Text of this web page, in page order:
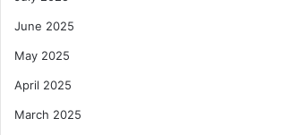
June 2025
May 2025
April 2025
March 2025